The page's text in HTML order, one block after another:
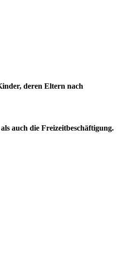
deren Eltern nach
auch die Freizeitbeschäftigung.